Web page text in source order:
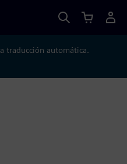
traducción automática.